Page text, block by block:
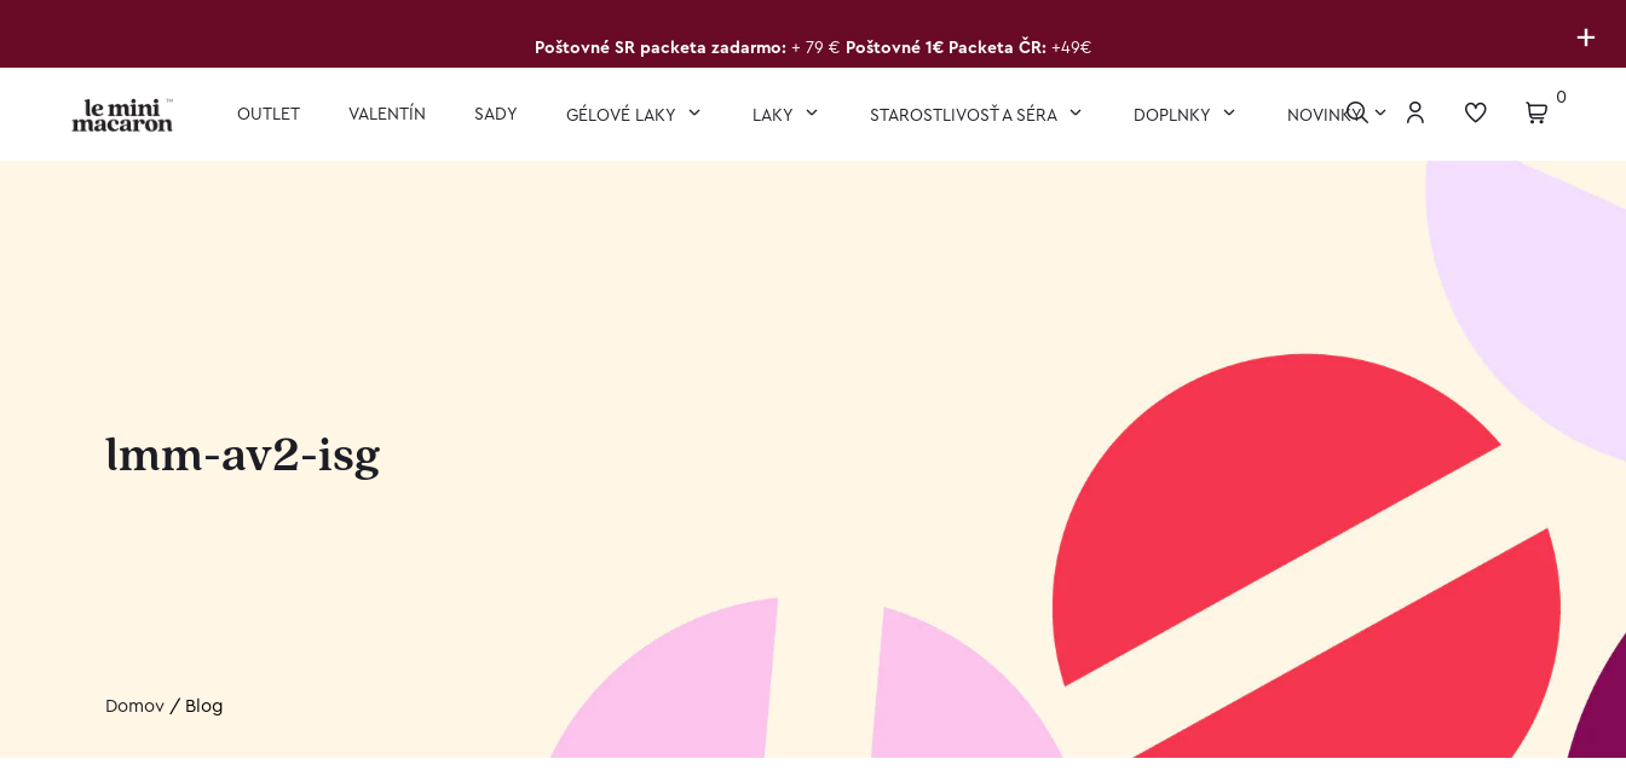
+
Poštovné SR packeta zadarmo: + 79 € Poštovné 1€ Packeta ČR: +49€
OUTLET VALENTÍN SADY GÉLOVÉ LAKY LAKY STAROSTLIVOSŤ A SÉRA DOPLNKY NOVINKY
0
lmm-av2-isg
Domov / Blog